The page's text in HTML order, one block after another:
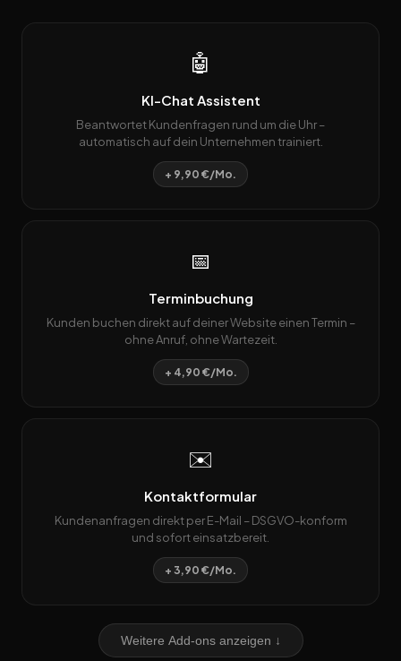
🤖
KI-Chat Assistent
Beantwortet Kundenfragen rund um die Uhr –
automatisch auf dein Unternehmen trainiert.
+ 9,90 €/Mo.
📅
Terminbuchung
Kunden buchen direkt auf deiner Website einen Termin –
ohne Anruf, ohne Wartezeit.
+ 4,90 €/Mo.
✉️
Kontaktformular
Kundenanfragen direkt per E-Mail – DSGVO-konform
und sofort einsatzbereit.
+ 3,90 €/Mo.
Weitere Add-ons anzeigen ↓